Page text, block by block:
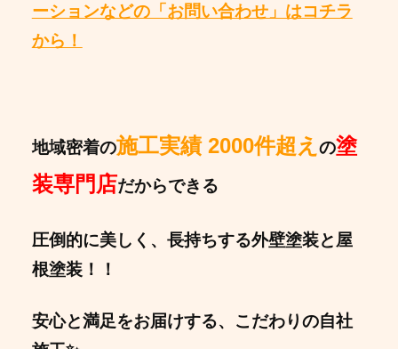
ーションなどの「お問い合わせ」はコチラ
から！
地域密着の施工実績 2000件超え の塗
装専門店だからできる
圧倒的に美しく、長持ちする外壁塗装と屋
根塗装！！
安心と満足をお届けする、こだわりの自社